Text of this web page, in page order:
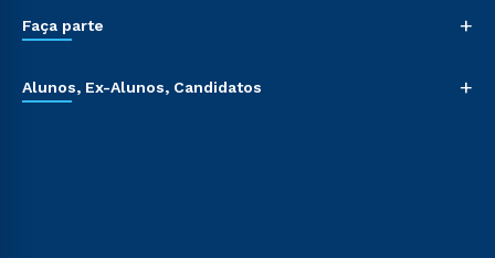
Faça parte +
Alunos, Ex-Alunos, Candidatos +